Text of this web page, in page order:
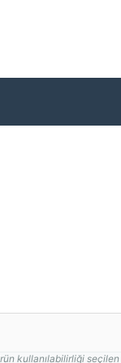
kullanılabilirliği